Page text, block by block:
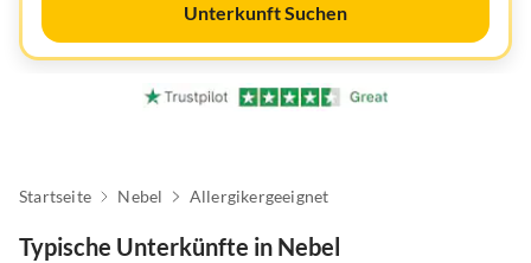
Unterkunft Suchen
Startseite Nebel Allergikergeeignet
Typische Unterkünfte in Nebel